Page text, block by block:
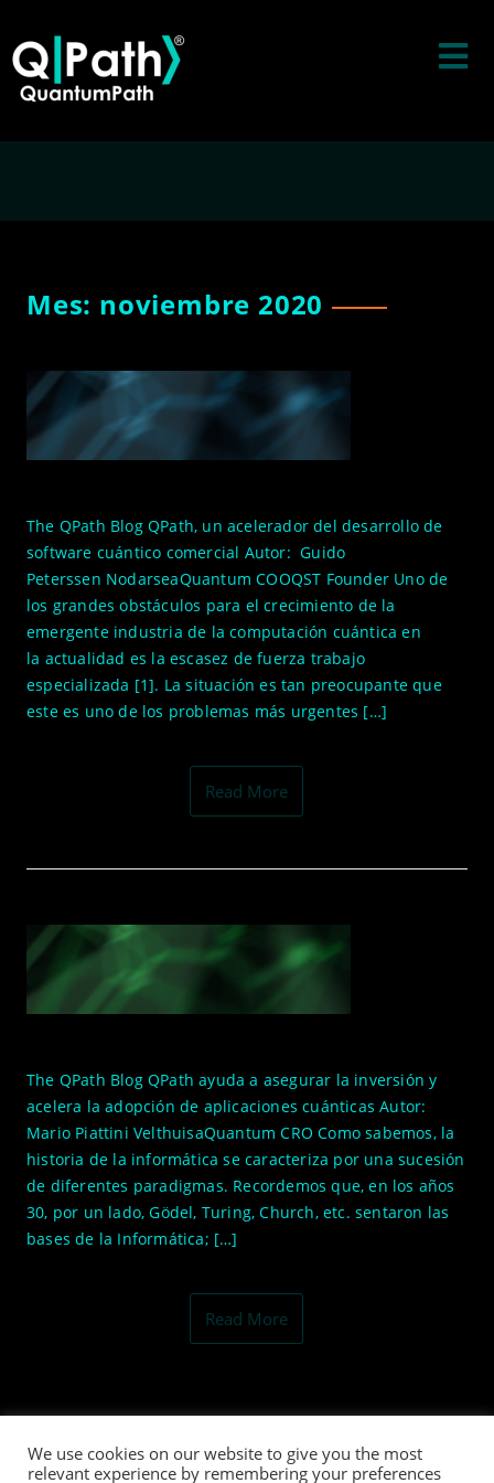
content
Mes: noviembre 2020
The QPath Blog QPath, un acelerador del desarrollo de
software cuántico comercial Autor: Guido
Peterssen NodarseaQuantum COOQST Founder Uno de
los grandes obstáculos para el crecimiento de la
emergente industria de la computación cuántica en
la actualidad es la escasez de fuerza trabajo
especializada [1]. La situación es tan preocupante que
este es uno de los problemas más urgentes […]
Read More
The QPath Blog QPath ayuda a asegurar la inversión y
acelera la adopción de aplicaciones cuánticas Autor:
Mario Piattini VelthuisaQuantum CRO Como sabemos, la
historia de la informática se caracteriza por una sucesión
de diferentes paradigmas. Recordemos que, en los años
30, por un lado, Gödel, Turing, Church, etc. sentaron las
bases de la Informática; […]
Read More
We use cookies on our website to give you the most
relevant experience by remembering your preferences